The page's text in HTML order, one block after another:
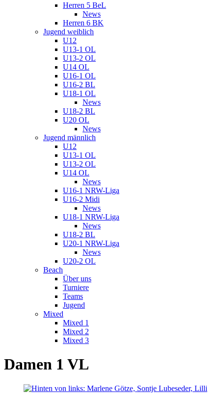
Herren 5 BeL
News
Herren 6 BK
Jugend weiblich
U12
U13-1 OL
U13-2 OL
U14 OL
U16-1 OL
U16-2 BL
U18-1 OL
News
U18-2 BL
U20 OL
News
Jugend männlich
U12
U13-1 OL
U13-2 OL
U14 OL
News
U16-1 NRW-Liga
U16-2 Midi
News
U18-1 NRW-Liga
News
U18-2 BL
U20-1 NRW-Liga
News
U20-2 OL
Beach
Über uns
Turniere
Teams
Jugend
Mixed
Mixed 1
Mixed 2
Mixed 3
Damen 1 VL